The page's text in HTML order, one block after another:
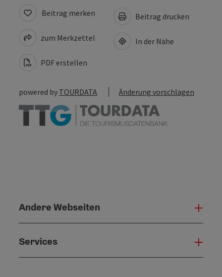
Beitrag merken
zum Merkzettel
PDF erstellen
Beitrag drucken
In der Nähe
powered by TOURDATA Änderung vorschlagen
Andere Webseiten
Services